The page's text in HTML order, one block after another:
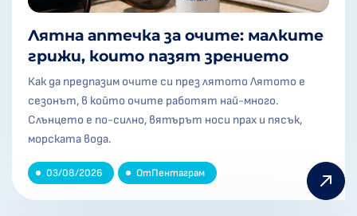
Лятна аптечка за очите: малките
грижи, които пазят зрението
Как да предпазим очите си през лятото Лятото е
сезонът, в който очите работят най-много.
Слънцето е по-силно, вятърът носи прах и пясък,
морската вода.
03/08/2026 ОтПентаграм